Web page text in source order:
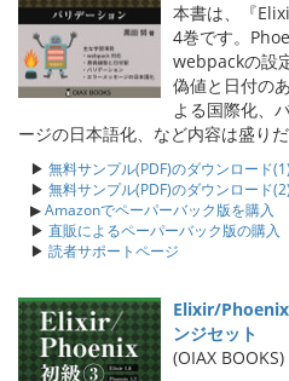
本書は、『
4巻です。
webpackの設
偽値と日付の
よる国際化、
ージの日本語化、など内容は盛りだ
▶ 無料サンプル(PDF)のダウンロード(1)
▶ 無料サンプル(PDF)のダウンロード(2)
▶Amazonでペーパーバック版を購入
▶ 直販によるペーパーバック版の購入
▶ 読者サポートページ
Elixir/Phoenix
ンジセット
(OIAX BOOKS)